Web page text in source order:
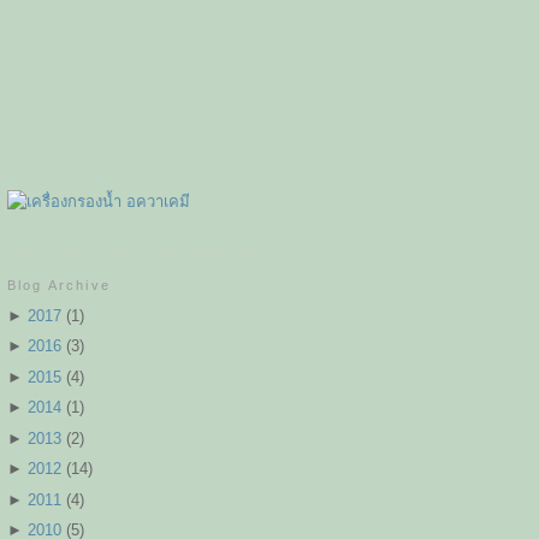
Blog Archive
► 2017(1 )
► 2016(3)
► 2015(4)
► 2014(1)
► 2013(2)
► 2012(14)
► 2011 (4)
► 2010(5)